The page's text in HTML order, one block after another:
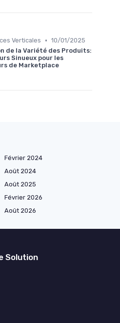
Verticales • 10/01/2025
de la Variété des Produits:
Sinueux pour les
de Marketplace
Février 2024
Août 2024
Août 2025
Février 2026
Août 2026
Solution